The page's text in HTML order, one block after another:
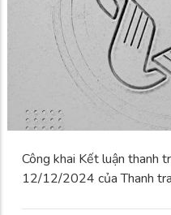
Công khai Kết luận thanh
12/12/2024 của Thanh